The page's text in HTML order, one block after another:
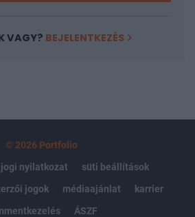
VAGY? BEJELENTKEZÉS
© 2026 Portfolio
jogi nyilatkozat
süti beállítások
jogok médiaajánlat
karrier
ÁSZF